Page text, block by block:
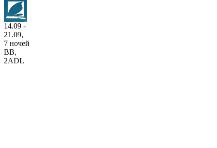
14.09 -
21.09,
7 ночей
BB,
2ADL